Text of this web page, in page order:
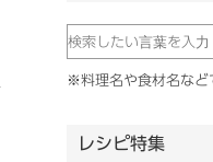
※料理名や食材名など
レシピ特集